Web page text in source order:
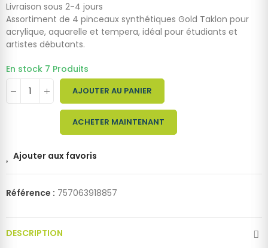
Livraison sous 2-4 jours
Assortiment de 4 pinceaux synthétiques Gold Taklon pour
acrylique, aquarelle et tempera, idéal pour étudiants et
artistes débutants.
En stock 7 Produits
AJOUTER AU PANIER
ACHETER MAINTENANT
Ajouter aux favoris
Référence : 757063918857
DESCRIPTION